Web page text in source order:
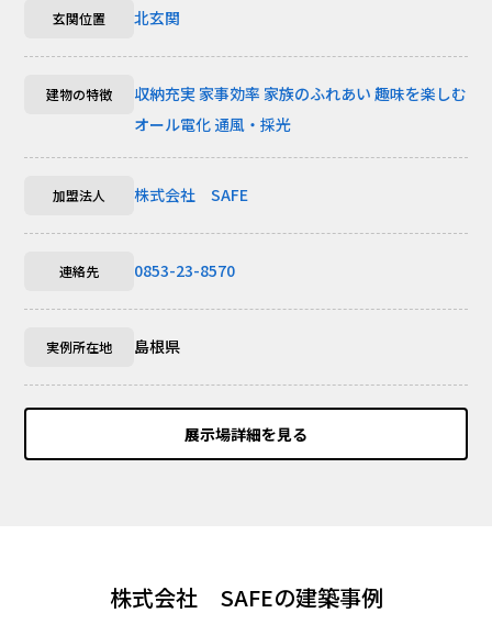
玄関位置 北玄関
建物の特徴 収納充実 家事効率 家族のふれあい 趣味を楽しむ
オール電化 通風・採光
加盟法人 株式会社 SAFE
連絡先 0853-23-8570
実例所在地 島根県
展示場詳細を見る
株式会社 SAFEの建築事例